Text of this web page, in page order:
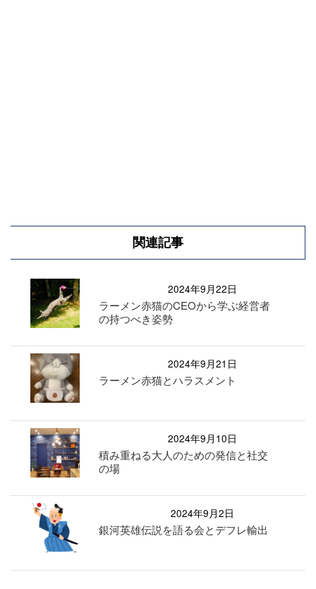
関連記事
2024年9月22日
ラーメン赤猫のCEOから学ぶ経営者
の持つべき姿勢
2024年9月21日
ラーメン赤猫とハラスメント
2024年9月10日
積み重ねる大人のための発信と社交
の場
2024年9月2日
銀河英雄伝説を語る会とデフレ輸出